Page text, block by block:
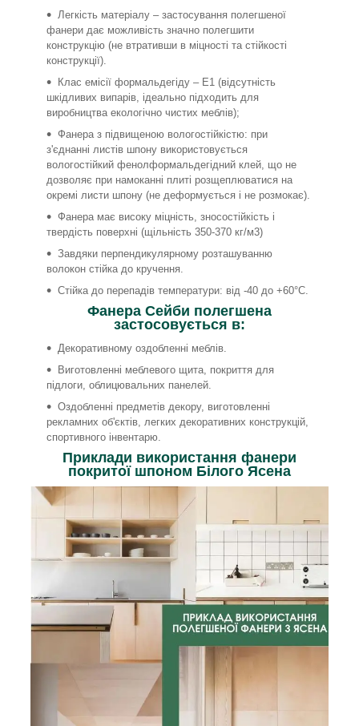
Легкість матеріалу – застосування полегшеної
фанери дає можливість значно полегшити
конструкцію (не втративши в міцності та стійкості
конструкції).
Клас емісії формальдегіду – Е1 (відсутність
шкідливих випарів, ідеально підходить для
виробництва екологічно чистих меблів);
Фанера з підвищеною вологостійкістю: при
з'єднанні листів шпону використовується
вологостійкий фенолформальдегідний клей, що не
дозволяє при намоканні плиті розщеплюватися на
окремі листи шпону (не деформується і не розмокає).
Фанера має високу міцність, зносостійкість і
твердість поверхні (щільність 350-370 кг/м3)
Завдяки перпендикулярному розташуванню
волокон стійка до кручення.
Стійка до перепадів температури: від -40 до +60°С.
Фанера Сейби полегшена
застосовується в:
Декоративному оздобленні меблів.
Виготовленні меблевого щита, покриття для
підлоги, облицювальних панелей.
Оздобленні предметів декору, виготовленні
рекламних об'єктів, легких декоративних конструкцій,
спортивного інвентарю.
Приклади використання фанери
покритої шпоном Білого Ясена